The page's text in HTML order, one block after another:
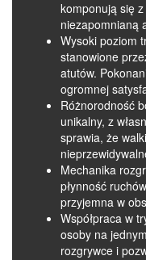
komponują się
niezapomnianą
Wysoki poziom
stanowione
atutów.
ogromnej
Różnorodność
unikalny, z
sprawia, że
Mechanika
płynność
przyjemna w
Współpraca w
osoby na
rozgrywce i